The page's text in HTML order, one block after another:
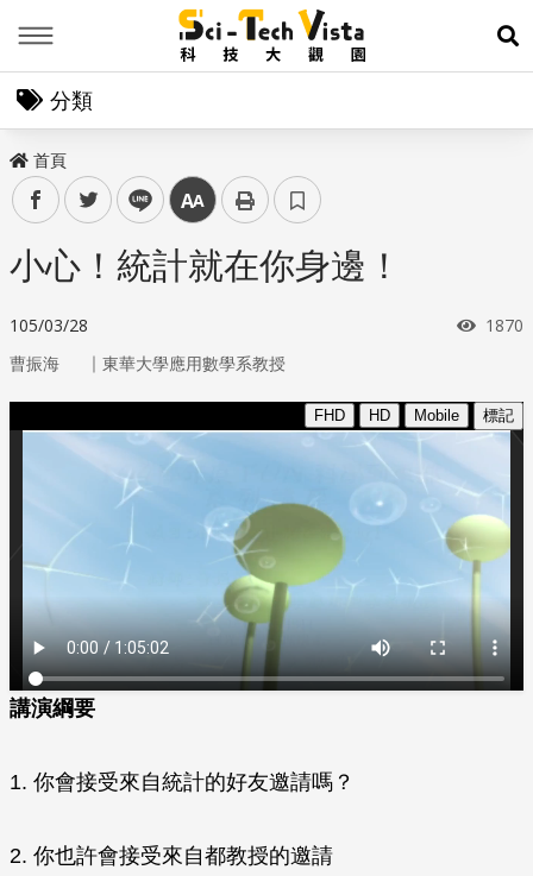
展
分類
首頁
facebooktwitter line 中
小心！統計就在你身邊！
105/03/28 瀏覽
1870
曹振海 ｜ 東華大學應用數學系教授
講演綱要
1. 你會接受來自統計的好友邀請嗎？
2. 你也許會接受來自都教授的邀請